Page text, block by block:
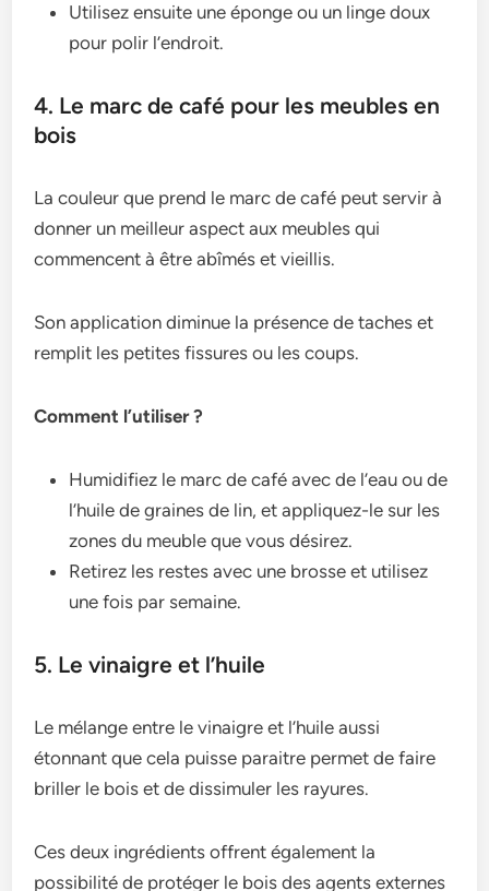
Utilisez ensuite une éponge ou un linge doux
pour polir l’endroit.
4. Le marc de café pour les meubles en
bois
La couleur que prend le marc de café peut servir à
donner un meilleur aspect aux meubles qui
commencent à être abîmés et vieillis.
Son application diminue la présence de taches et
remplit les petites fissures ou les coups.
Comment l’utiliser ?
Humidifiez le marc de café avec de l’eau ou de
l’huile de graines de lin, et appliquez-le sur les
zones du meuble que vous désirez.
Retirez les restes avec une brosse et utilisez
une fois par semaine.
5. Le vinaigre et l’huile
Le mélange entre le vinaigre et l’huile aussi
étonnant que cela puisse paraitre permet de faire
briller le bois et de dissimuler les rayures.
Ces deux ingrédients offrent également la
possibilité de protéger le bois des agents externes